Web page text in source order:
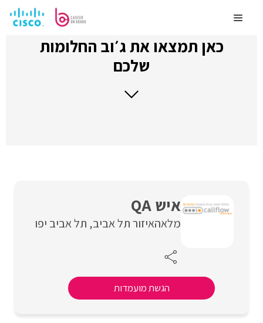
לתוכןMenu
כאן תמצאו את ג׳וב החלומות
שלכם
איש QA
מלאהאיזור תל אביב תל אביב יפו
הגשת מועמדות